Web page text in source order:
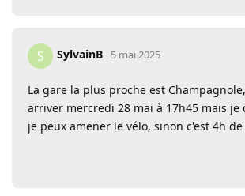
S SylvainB 5 mai 2025
La gare la plus proche est
arriver mercredi 28 mai à 17h45 mais je
je peux amener le vélo, sinon c'est 4h